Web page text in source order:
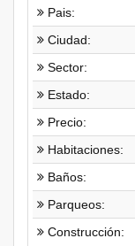
Pais:
Ciudad:
Sector:
Estado:
Precio:
Habitaciones:
Baños:
Parqueos:
Construcción: